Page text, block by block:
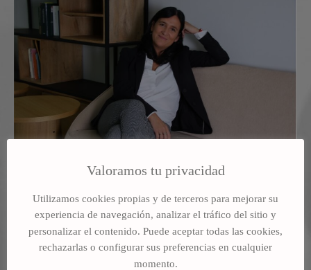
Vicepresidenta y Directora de
Recursos Humanos para Europa
Central y del Sur de Capgemini
Arancha cuenta con alrededor de 30 años de
Valoramos tu privacidad
Utilizamos cookies propias y de terceros para mejorar su
experiencia de navegación, analizar el tráfico del sitio y
personalizar el contenido. Puede aceptar todas las cookies,
rechazarlas o configurar sus preferencias en cualquier
momento.